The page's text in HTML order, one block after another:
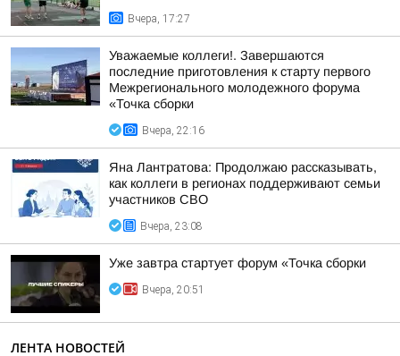
Вчера, 17:27
Уважаемые коллеги!. Завершаются
последние приготовления к старту первого
Межрегионального молодежного форума
«Точка сборки
Вчера, 22:16
Яна Лантратова: Продолжаю рассказывать,
как коллеги в регионах поддерживают семьи
участников СВО
Вчера, 23:08
Уже завтра стартует форум «Точка сборки
Вчера, 20:51
ЛЕНТА НОВОСТЕЙ